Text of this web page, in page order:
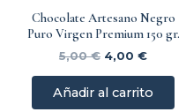
Chocolate Artesano Negro
Puro Virgen Premium 150 gr.
5,00€ 4,00 €
Añadir al carrito